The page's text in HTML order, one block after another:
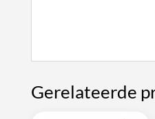
t
Gerelateerde